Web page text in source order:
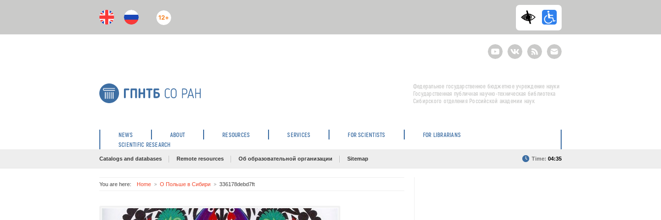
12+
YoutubeВКонтактеRSS
E-
mail
подписка
Федеральное государственное бюджетное учреждение науки
Государственная публичная научно-техническая библиотека
Сибирского отделения Российской академии наук
NEWS ABOUT RESOURCES SERVICES FOR SCIENTISTS
FOR LIBRARIANS
SCIENTIFIC RESEARCH
Catalogs and databases Remote resources Об образовательной организации Sitemap Time: 04:35
You are here: Home О Польше в Сибири 336178debd7ft